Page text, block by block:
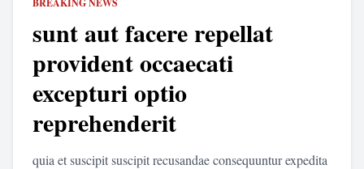
BREAKING NEWS
sunt aut facere repellat
provident occaecati
excepturi optio
reprehenderit
quia et suscipit suscipit recusandae consequuntur expedita